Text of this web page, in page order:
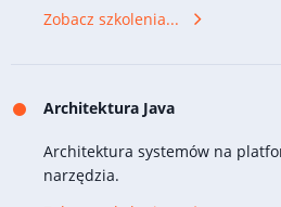
Zobacz szkolenia...
Architektura Java
Architektura systemów na
narzędzia.